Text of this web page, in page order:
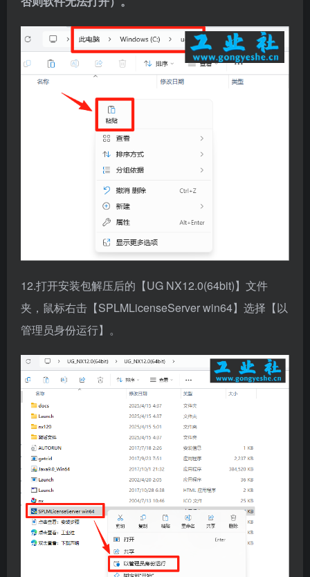
12.打开安装包解压后的【UG NX12.0(64bit)】文件
夹，鼠标右击【SPLMLicenseServer win64】选择【以
管理员身份运行】。